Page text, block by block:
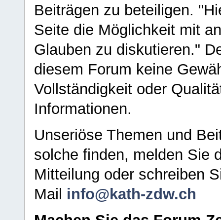
Beiträgen zu beteiligen.
Seite die Möglichkeit mit
Glauben zu diskutieren."
diesem Forum keine
Vollständigkeit oder
Informationen.
Unseriöse Themen und
solche finden, melden Sie
Mitteilung oder schreiben
Mail info@kath-zdw.ch